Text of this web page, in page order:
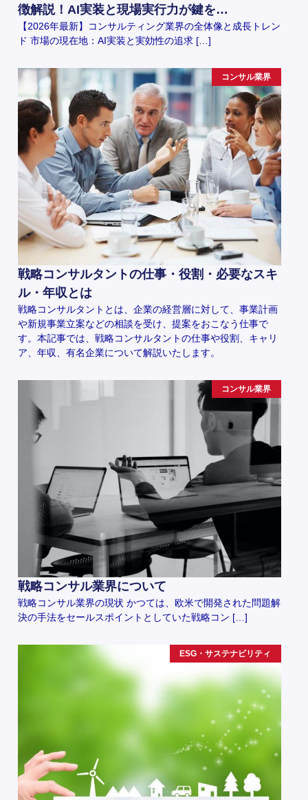
徴解説！AI実装と現場実行力が鍵を…
【2026年最新】コンサルティング業界の全体像と成長トレン
ド 市場の現在地：AI実装と実効性の追求 […]
コンサル業界
戦略コンサルタントの仕事・役割・必要なスキ
ル・年収とは
戦略コンサルタントとは、企業の経営層に対して、事業計画
や新規事業立案などの相談を受け、提案をおこなう仕事で
す。本記事では、戦略コンサルタントの仕事や役割、キャリ
ア、年収、有名企業について解説いたします。
コンサル業界
戦略コンサル業界について
戦略コンサル業界の現状 かつては、欧米で開発された問題解
決の手法をセールスポイントとしていた戦略コン […]
ESG・サステナビリティ